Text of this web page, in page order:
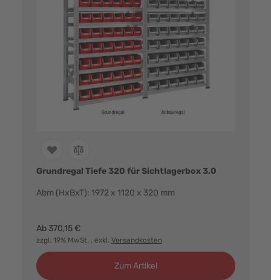
Grundregal Tiefe 320 für Sichtlagerbox 3.0
Abm (HxBxT): 1972 x 1120 x 320 mm
Ab 370,15 €
zzgl. 19% MwSt. , exkl. Versandkosten
Zum Artikel